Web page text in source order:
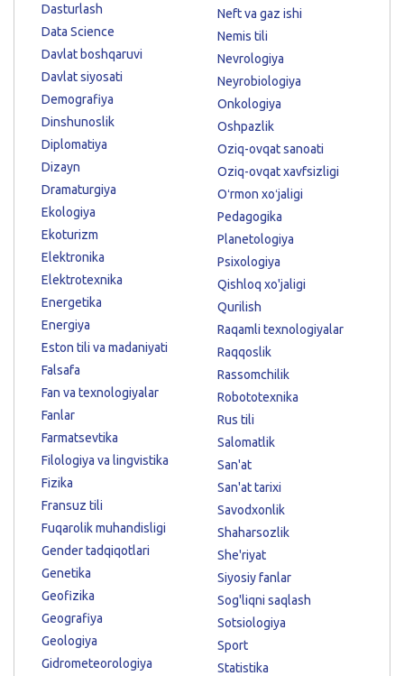
Dasturlash
Data Science
Davlat boshqaruvi
Davlat siyosati
Demografiya
Dinshunoslik
Diplomatiya
Dizayn
Dramaturgiya
Ekologiya
Ekoturizm
Elektronika
Elektrotexnika
Energetika
Energiya
Eston tili va madaniyati
Falsafa
Fan va texnologiyalar
Fanlar
Farmatsevtika
Filologiya va lingvistika
Fizika
Fransuz tili
Fuqarolik muhandisligi
Gender tadqiqotlari
Genetika
Geofizika
Geografiya
Geologiya
Gidrometeorologiya
Neft va gaz ishi
Nemis tili
Nevrologiya
Neyrobiologiya
Onkologiya
Oshpazlik
Oziq-ovqat sanoati
Oziq-ovqat xavfsizligi
Oʻrmon xoʻjaligi
Pedagogika
Planetologiya
Psixologiya
Qishloq xo'jaligi
Qurilish
Raqamli texnologiyalar
Raqqoslik
Rassomchilik
Robototexnika
Rus tili
Salomatlik
San'at
San'at tarixi
Savodxonlik
Shaharsozlik
She'riyat
Siyosiy fanlar
Sog'liqni saqlash
Sotsiologiya
Sport
Statistika